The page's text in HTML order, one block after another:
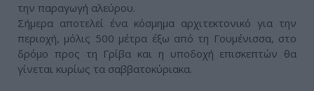
την παραγωγή αλεύρου.
Σήμερα αποτελεί ένα κόσμημα αρχιτεκτονικό για την
περιοχή, μόλις 500 μέτρα έξω από τη Γουμένισσα, στο
δρόμο προς τη Γρίβα και η υποδοχή επισκεπτών θα
γίνεται κυρίως τα σαββατοκύριακα.